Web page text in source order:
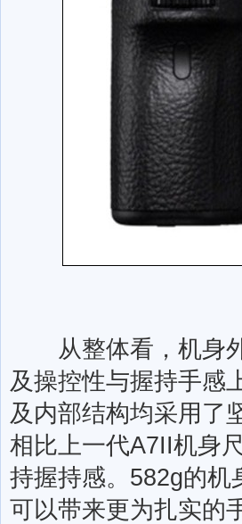
从整体看，机身外
及操控性与握持手感
及内部结构均采用了
相比上一代A7II机身
持握持感。582g的机
可以带来更为扎实的